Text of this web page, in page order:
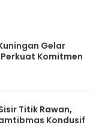
Gelar
Komitmen
Titik Rawan,
Kondusif